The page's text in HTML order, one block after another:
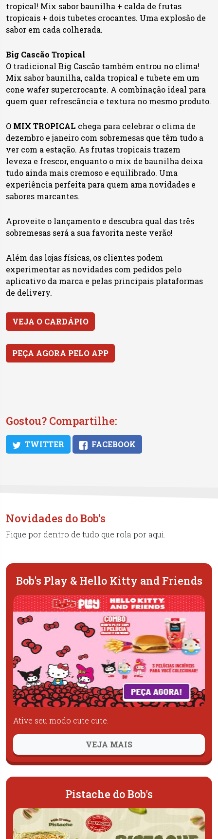
tropical! Mix sabor baunilha + calda de frutas
tropicais + dois tubetes crocantes. Uma explosão de
sabor em cada colherada.
Big Cascão Tropical
O tradicional Big Cascão também entrou no clima!
Mix sabor baunilha, calda tropical e tubete em um
cone wafer supercrocante. A combinação ideal para
quem quer refrescância e textura no mesmo produto.
O MIX TROPICAL chega para celebrar o clima de
dezembro e janeiro com sobremesas que têm tudo a
ver com a estação. As frutas tropicais trazem
leveza e frescor, enquanto o mix de baunilha deixa
tudo ainda mais cremoso e equilibrado. Uma
experiência perfeita para quem ama novidades e
sabores marcantes.
Aproveite o lançamento e descubra qual das três
sobremesas será a sua favorita neste verão!
Além das lojas físicas, os clientes podem
experimentar as novidades com pedidos pelo
aplicativo da marca e pelas principais plataformas
de delivery.
VEJA O CARDÁPIO
PEÇA AGORA PELO APP
Gostou? Compartilhe:
TWITTER FACEBOOK
Novidades do Bob's
Fique por dentro de tudo que rola por aqui.
Bob's Play & Hello Kitty and Friends
Ative seu modo cute cute.
VEJA MAIS
Pistache do Bob's